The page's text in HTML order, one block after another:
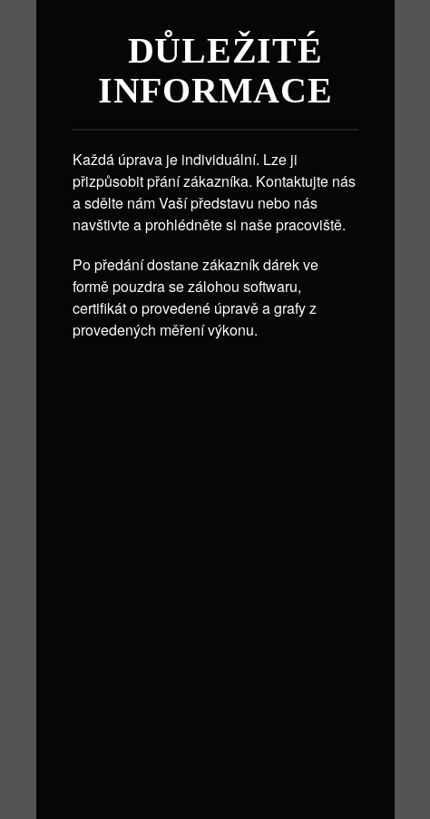
DŮLEŽITÉ
INFORMACE
Každá úprava je individuální. Lze ji
přizpůsobit přání zákazníka. Kontaktujte nás
a sdělte nám Vaší představu nebo nás
navštivte a prohlédněte si naše pracoviště.
Po předání dostane zákazník dárek ve
formě pouzdra se zálohou softwaru,
certifikát o provedené úpravě a grafy z
provedených měření výkonu.